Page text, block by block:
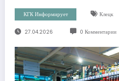
КГК Информирует Клецк
27.04.2026 0 Комментарии